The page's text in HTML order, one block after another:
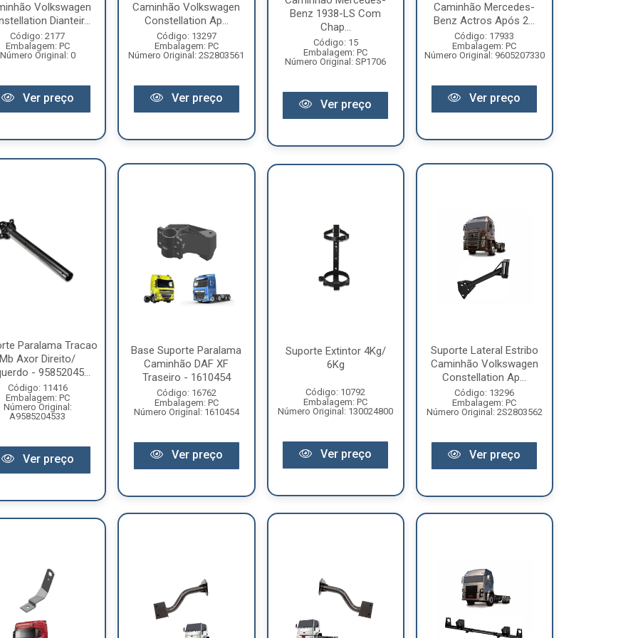
Volkswagen
Dianteir...
Código: 2177
Embalagem: PC
Número Original: 0
Ver preço
Caminhão Volkswagen
Constellation Ap...
Código: 13297
Embalagem: PC
Número Original: 2S2803561
Ver preço
Benz 1938-LS Com
Chap...
Código: 15
Embalagem: PC
Número Original: SP1706
Ver preço
Caminhão Mercedes-
Benz Actros Após 2...
Código: 17933
Embalagem: PC
Número Original: 9605207330
Ver preço
Paralama Tracao
Mb Axor Direito/
- 95852045...
Código: 11416
Embalagem: PC
Número Original:
A9585204533
Ver preço
Base Suporte Paralama
Caminhão DAF XF
Traseiro - 1610454
Código: 16762
Embalagem: PC
Número Original: 1610454
Ver preço
Suporte Extintor 4Kg/
6Kg
Código: 10792
Embalagem: PC
Número Original: 130024800
Ver preço
Suporte Lateral Estribo
Caminhão Volkswagen
Constellation Ap...
Código: 13296
Embalagem: PC
Número Original: 2S2803562
Ver preço